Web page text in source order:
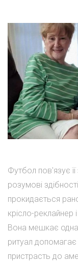
Футбол пов'язує
розумові
прокидається
крісло-реклайнер
Вона мешкає одна
ритуал допомагає
пристрасть до